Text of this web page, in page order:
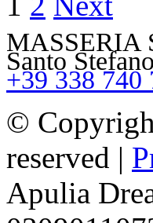
MASSERIA
Santo
+39 338 740
©
reserved |
Apulia